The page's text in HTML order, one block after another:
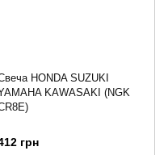
HONDA SUZUKI
KAWASAKI (NGK
грн